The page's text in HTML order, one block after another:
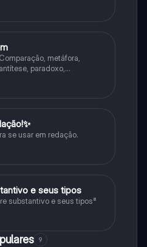
metáfora,
paradoxo,
se usar em redação.
e seus tipos
substantivo e seus tipos⁸
9